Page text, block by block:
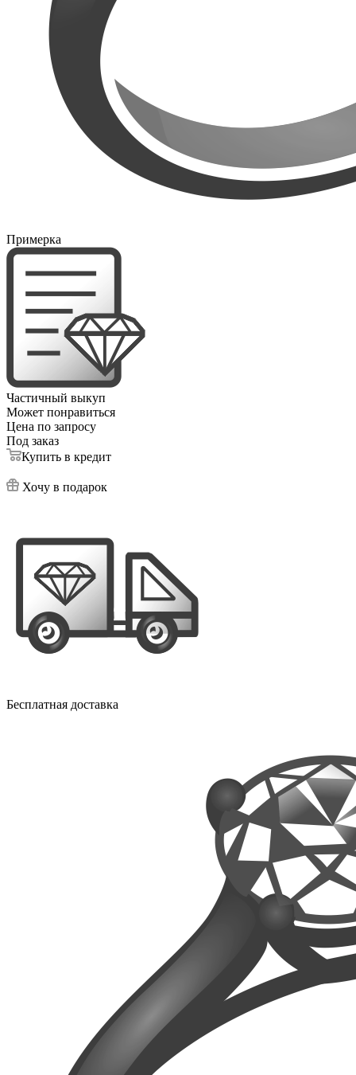
Примерка
Частичный выкуп
Может понравиться
Цена по запросу
Под заказ
Купить в кредит
Хочу в подарок
Бесплатная доставка